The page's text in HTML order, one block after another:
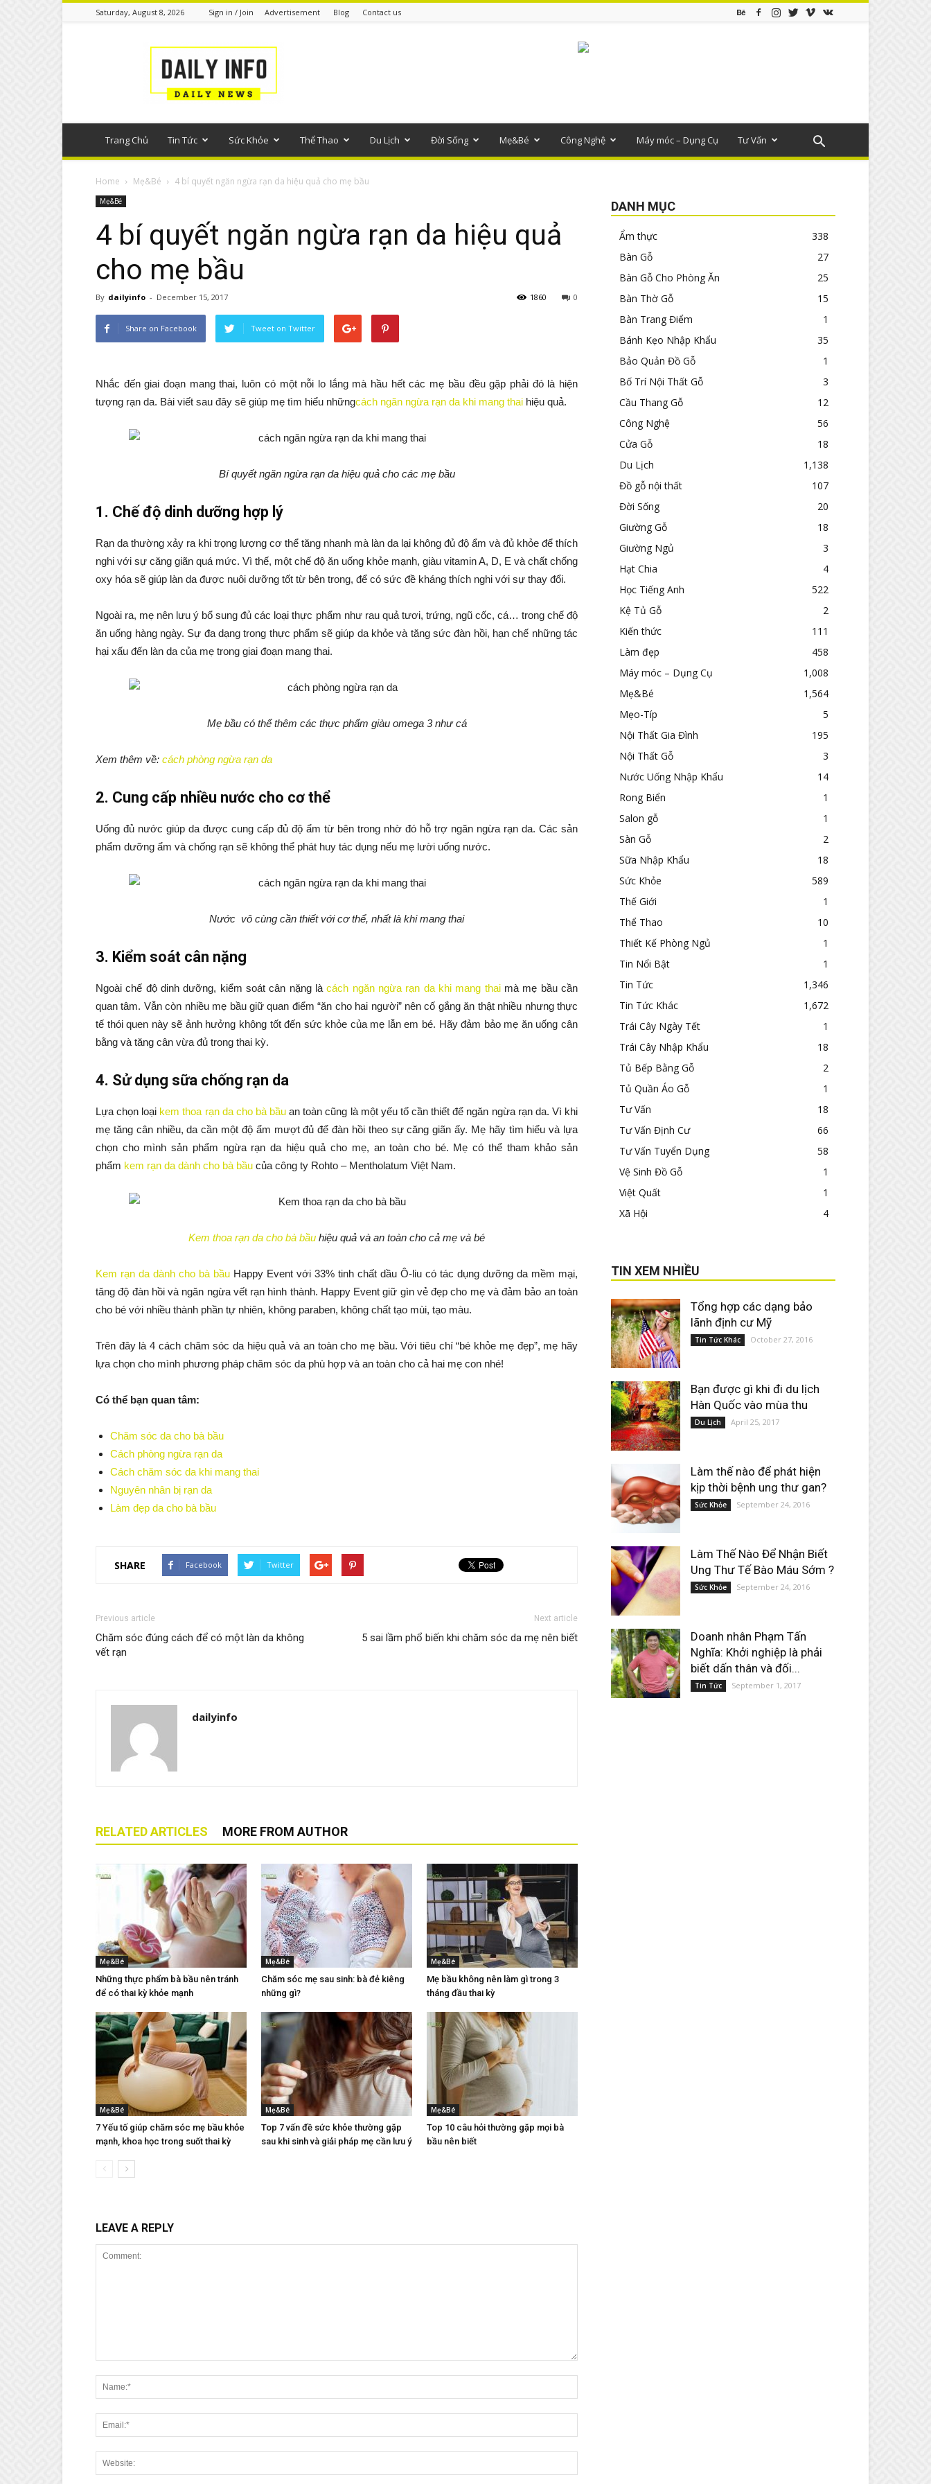
Saturday, August 8, 2026 Sign in / Join Advertisement Blog Contact us
thông
Trang Chủ Tin Tức Sức Khỏe Thể Thao Du Lịch Đời Sống Mẹ&Bé Công Nghệ Máy móc – Dụng Cụ Tư Vấn
Home Mẹ&Bé 4 bí quyết ngăn ngừa rạn da hiệu quả cho mẹ bầu
Mẹ&Bé
4 bí quyết ngăn ngừa rạn da hiệu quả
cho mẹ bầu
By dailyinfo - December 15, 2017 0
1860
Share on Facebook Tweet on Twitter
Nhắc đến giai đoạn mang thai, luôn có một nỗi lo lắng mà hầu hết các mẹ bầu đều gặp phải đó là hiện
tượng rạn da. Bài viết sau đây sẽ giúp mẹ tìm hiểu nhữngcách ngăn ngừa rạn da khi mang thai hiệu quả.
Bí quyết ngăn ngừa rạn da hiệu quả cho các mẹ bầu
1. Chế độ dinh dưỡng hợp lý
Rạn da thường xảy ra khi trọng lượng cơ thể tăng nhanh mà làn da lại không đủ độ ẩm và đủ khỏe để thích
nghi với sự căng giãn quá mức. Vì thế, một chế độ ăn uống khỏe mạnh, giàu vitamin A, D, E và chất chống
oxy hóa sẽ giúp làn da được nuôi dưỡng tốt từ bên trong, để có sức đề kháng thích nghi với sự thay đổi.
Ngoài ra, mẹ nên lưu ý bổ sung đủ các loại thực phẩm như rau quả tươi, trứng, ngũ cốc, cá… trong chế độ
ăn uống hàng ngày. Sự đa dạng trong thực phẩm sẽ giúp da khỏe và tăng sức đàn hồi, hạn chế những tác
hại xấu đến làn da của mẹ trong giai đoạn mang thai.
Mẹ bầu có thể thêm các thực phẩm giàu omega 3 như cá
Xem thêm về: cách phòng ngừa rạn da
2. Cung cấp nhiều nước cho cơ thể
Uống đủ nước giúp da được cung cấp đủ độ ẩm từ bên trong nhờ đó hỗ trợ ngăn ngừa rạn da. Các sản
phẩm dưỡng ẩm và chống rạn sẽ không thể phát huy tác dụng nếu mẹ lười uống nước.
Nước vô cùng cần thiết với cơ thể, nhất là khi mang thai
3. Kiểm soát cân nặng
Ngoài chế độ dinh dưỡng, kiểm soát cân nặng làcách ngăn ngừa rạn da khi mang thaimà mẹ bầu cần
quan tâm. Vẫn còn nhiều mẹ bầu giữ quan điểm “ăn cho hai người” nên cố gắng ăn thật nhiều nhưng thực
tế thói quen này sẽ ảnh hưởng không tốt đến sức khỏe của mẹ lẫn em bé. Hãy đảm bảo mẹ ăn uống cân
bằng và tăng cân vừa đủ trong thai kỳ.
4. Sử dụng sữa chống rạn da
Lựa chọn loại kem thoa rạn da cho bà bầu an toàn cũng là một yếu tố cần thiết để ngăn ngừa rạn da. Vì khi
mẹ tăng cân nhiều, da cần một độ ẩm mượt đủ để đàn hồi theo sự căng giãn ấy. Mẹ hãy tìm hiểu và lựa
chọn cho mình sản phẩm ngừa rạn da hiệu quả cho mẹ, an toàn cho bé. Mẹ có thể tham khảo sản
phẩm kem rạn da dành cho bà bầu của công ty Rohto – Mentholatum Việt Nam.
Kem thoa rạn da cho bà bầu hiệu quả và an toàn cho cả mẹ và bé
Kem rạn da dành cho bà bầu Happy Event với 33% tinh chất dầu Ô-liu có tác dụng dưỡng da mềm mại,
tăng độ đàn hồi và ngăn ngừa vết rạn hình thành. Happy Event giữ gìn vẻ đẹp cho mẹ và đảm bảo an toàn
cho bé với nhiều thành phần tự nhiên, không paraben, không chất tạo mùi, tạo màu.
Trên đây là 4 cách chăm sóc da hiệu quả và an toàn cho mẹ bầu. Với tiêu chí “bé khỏe mẹ đẹp”, mẹ hãy
lựa chọn cho mình phương pháp chăm sóc da phù hợp và an toàn cho cả hai mẹ con nhé!
Có thể bạn quan tâm:
Chăm sóc da cho bà bầu
Cách phòng ngừa rạn da
Cách chăm sóc da khi mang thai
Nguyên nhân bị rạn da
Làm đẹp da cho bà bầu
SHARE Facebook Twitter
Previous article
Chăm sóc đúng cách để có một làn da không
vết rạn
Next article
5 sai lầm phổ biến khi chăm sóc da mẹ nên biết
dailyinfo
RELATED ARTICLES MORE FROM AUTHOR
Mẹ&Bé
Những thực phẩm bà bầu nên tránh
để có thai kỳ khỏe mạnh
Mẹ&Bé
Chăm sóc mẹ sau sinh: bà đẻ kiêng
những gì?
Mẹ&Bé
Mẹ bầu không nên làm gì trong 3
tháng đầu thai kỳ
Mẹ&Bé
7 Yếu tố giúp chăm sóc mẹ bầu khỏe
mạnh, khoa học trong suốt thai kỳ
Mẹ&Bé
Top 7 vấn đề sức khỏe thường gặp
sau khi sinh và giải pháp mẹ cần lưu ý
Mẹ&Bé
Top 10 câu hỏi thường gặp mọi bà
bầu nên biết
LEAVE A REPLY
DANH MỤC
Ẩm thực
338
Bàn Gỗ
27
Bàn Gỗ Cho Phòng Ăn
25
Bàn Thờ Gỗ
15
Bàn Trang Điểm
1
Bánh Kẹo Nhập Khẩu
35
Bảo Quản Đồ Gỗ
1
Bố Trí Nội Thất Gỗ
3
Cầu Thang Gỗ
12
Công Nghệ
56
Cửa Gỗ
18
Du Lịch
1,138
Đồ gỗ nội thất
107
Đời Sống
20
Giường Gỗ
18
Giường Ngủ
3
Hạt Chia
4
Học Tiếng Anh
522
Kệ Tủ Gỗ
2
Kiến thức
111
Làm đẹp
458
Máy móc – Dụng Cụ
1,008
Mẹ&Bé
1,564
Mẹo-Típ
5
Nội Thất Gia Đình
195
Nội Thất Gỗ
3
Nước Uống Nhập Khẩu
14
Rong Biển
1
Salon gỗ
1
Sàn Gỗ
2
Sữa Nhập Khẩu
18
Sức Khỏe
589
Thế Giới
1
Thể Thao
10
Thiết Kế Phòng Ngủ
1
Tin Nổi Bật
1
Tin Tức
1,346
Tin Tức Khác
1,672
Trái Cây Ngày Tết
1
Trái Cây Nhập Khẩu
18
Tủ Bếp Bằng Gỗ
2
Tủ Quần Áo Gỗ
1
Tư Vấn
18
Tư Vấn Định Cư
66
Tư Vấn Tuyển Dụng
58
Vệ Sinh Đồ Gỗ
1
Việt Quất
1
Xã Hội
4
TIN XEM NHIỀU
Tổng hợp các dạng bảo
lãnh định cư Mỹ
Tin Tức Khác October 27, 2016
Bạn được gì khi đi du lịch
Hàn Quốc vào mùa thu
Du Lịch April 25, 2017
Làm thế nào để phát hiện
kịp thời bệnh ung thư gan?
Sức Khỏe September 24, 2016
Làm Thế Nào Để Nhận Biết
Ung Thư Tế Bào Máu Sớm ?
Sức Khỏe September 24, 2016
Doanh nhân Phạm Tấn
Nghĩa: Khởi nghiệp là phải
biết dấn thân và đối...
Tin Tức September 1, 2017